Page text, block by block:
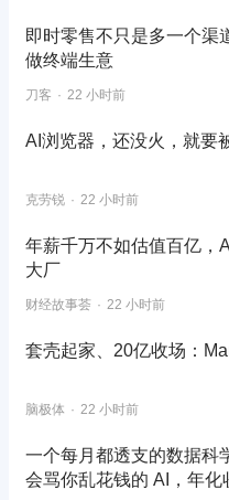
即时零售不只是多一个渠
做终端生意
刀客 22 小时前
AI浏览器，还没火，就要
克劳锐 22 小时前
年薪千万不如估值百亿，
大厂
财经故事荟 22 小时前
套壳起家、20亿收场：
脑极体 22 小时前
一个每月都透支的数据科
会骂你乱花钱的 AI，年化